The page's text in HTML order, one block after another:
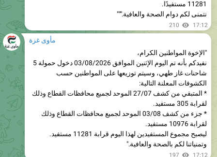
210 17:12
"الإخوة المواطنين الكرام،
نفيدكم بأنه تم اليوم الإثنين الموافق 03/08/2026 دخول حمولة 5
شاحنات غاز طهي، وسيتم توزيعها على المواطنين حسب
الكشوفات المعلنة التالية:
* المتبقي من كشف 27/07 الموحد لجميع محافظات القطاع وذلك
لقرابة 305 مستفيد.
* جزء من كشف 03/08 الموحد لجميع محافظات القطاع وذلك
لقرابة 10976 مستفيد.
ليصبح مجموع المستفيدين لهذا اليوم قرابة 11281 مستفيد.
وتمنياتنا لكم بالصحة والعافية."
197 17:12